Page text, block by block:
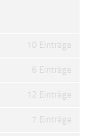
10 Einträge
6 Einträge
12 Einträge
7 Einträge